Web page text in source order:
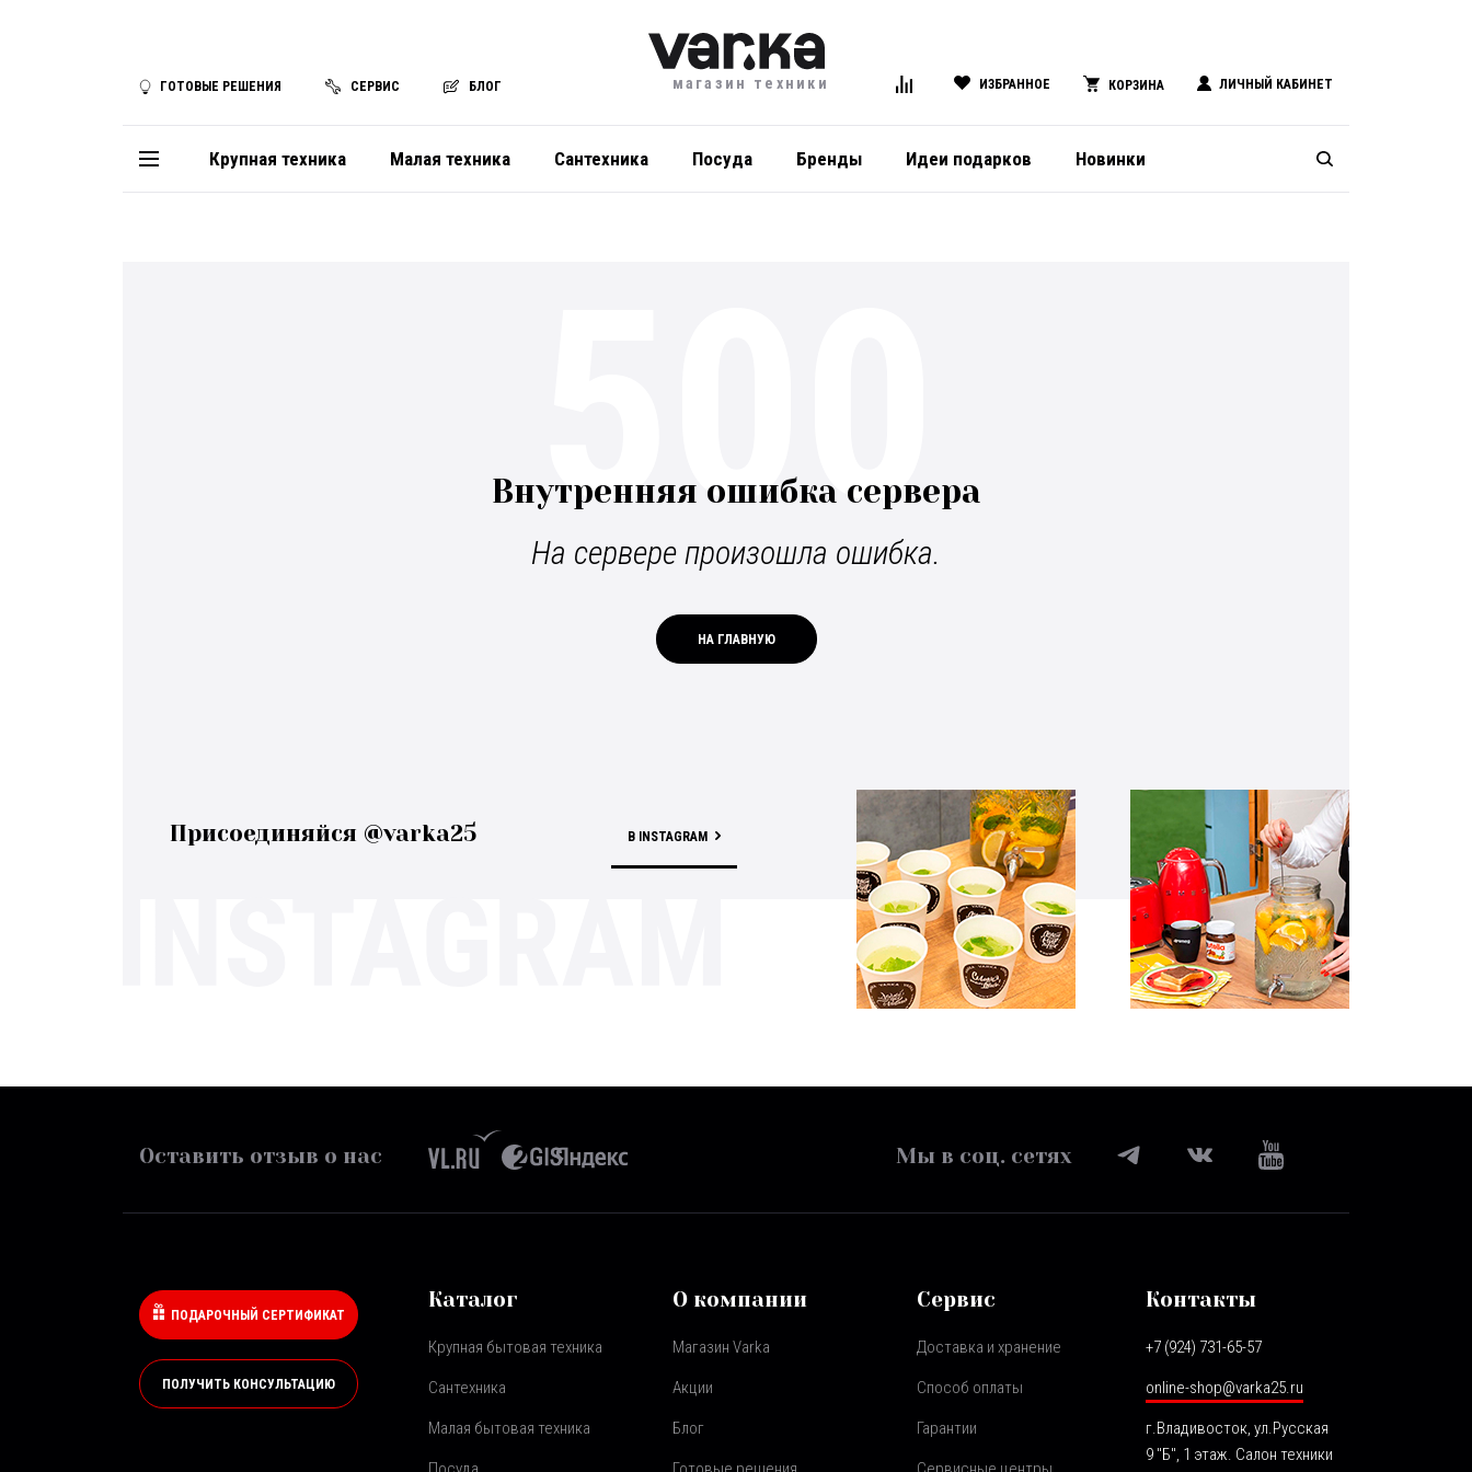
ГОТОВЫЕ РЕШЕНИЯ СЕРВИС БЛОГ магазин техники ИЗБРАННОЕ КОРЗИНА ЛИЧНЫЙ КАБИНЕТ
Крупная техника Малая техника Сантехника Посуда Бренды Идеи подарков Новинки
Внутренняя ошибка сервера
На сервере произошла ошибка.
НА ГЛАВНУЮ
500
Присоединяйся @varka25 В INSTAGRAM
Оставить отзыв о нас Мы в соц. сетях
ПОДАРОЧНЫЙ СЕРТИФИКАТ
ПОЛУЧИТЬ КОНСУЛЬТАЦИЮ
Каталог
Крупная бытовая техника
Сантехника
Малая бытовая техника
О компании
Магазин Varka
Акции
Блог
Сервис
Доставка и хранение
Способ оплаты
Гарантии
Контакты
+7 (924) 731-65-57
online-shop@varka25.ru
г.Владивосток, ул.Русская
9 "Б", 1 этаж. Салон техники